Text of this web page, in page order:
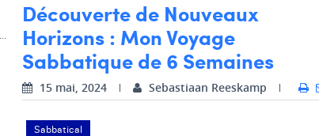
Découverte de Nouveaux
Horizons : Mon Voyage
Sabbatique de 6 Semaines
15 mai, 2024 Sebastiaan Reeskamp
Sabbatical